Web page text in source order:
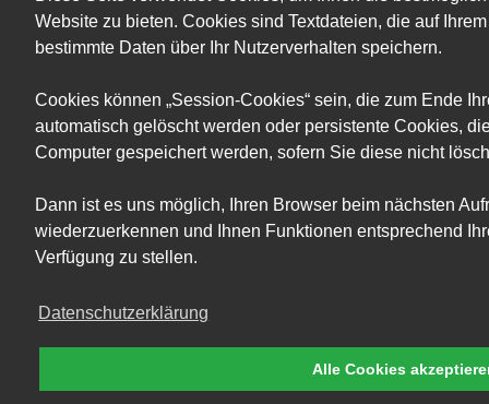
Website zu bieten. Cookies sind Textdateien, die auf
bestimmte Daten über Ihr Nutzerverhalten speichern.
Cookies können „Session-Cookies“ sein, die zum Ende
automatisch gelöscht werden oder persistente Cookies,
Computer gespeichert werden, sofern Sie diese nicht
Dann ist es uns möglich, Ihren Browser beim nächsten
wiederzuerkennen und Ihnen Funktionen entsprechend
Verfügung zu stellen.
Datenschutzerklärung
Alle Cookies